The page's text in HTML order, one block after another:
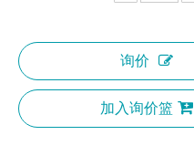
询价
加入询价篮